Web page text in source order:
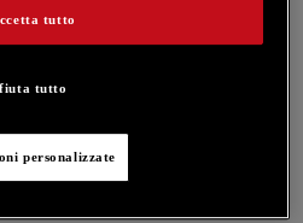
tutto
tutto
personalizzate